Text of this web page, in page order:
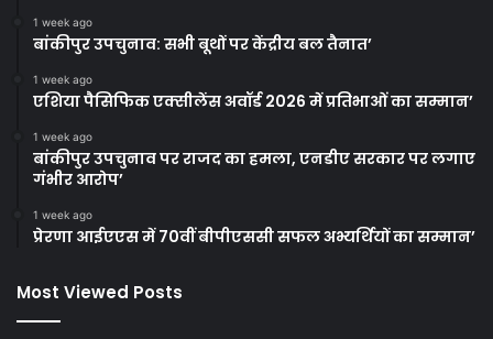
1 week ago
बांकीपुर उपचुनाव: सभी बूथों पर केंद्रीय बल तैनात’
1 week ago
एशिया पैसिफिक एक्सीलेंस अवॉर्ड 2026 में प्रतिभाओं का सम्मान’
1 week ago
बांकीपुर उपचुनाव पर राजद का हमला, एनडीए सरकार पर लगाए
गंभीर आरोप’
1 week ago
प्रेरणा आईएएस में 70वीं बीपीएससी सफल अभ्यर्थियों का सम्मान’
Most Viewed Posts